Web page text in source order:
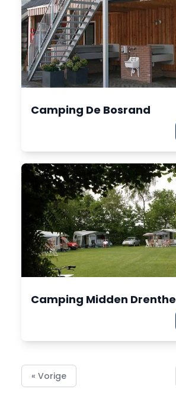
Camping De Bosrand
Camping Midden Drenthe
« Vorige